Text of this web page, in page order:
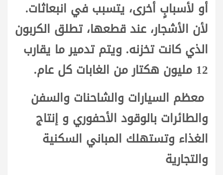
أو لأسبابٍ أخرى، يتسبب في انبعاثات.
لأن الأشجار، عند قطعها، تطلق الكربون
الذي كانت تخزنه. ويتم تدمير ما يقارب
12 مليون هكتار من الغابات كل عام.
معظم السيارات والشاحنات والسفن
والطائرات بالوقود الأحفوري و إنتاج
الغذاء وتستهلك المباني السكنية
والتجارية